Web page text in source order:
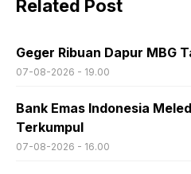
Related Post
Geger Ribuan Dapur MBG
07-08-2026 - 19.00
Bank Emas Indonesia
Terkumpul
07-08-2026 - 16.00